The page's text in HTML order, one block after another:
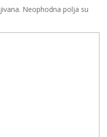
Neophodna polja su